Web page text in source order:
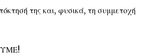
της και, φυσικά, τη συμμετοχή